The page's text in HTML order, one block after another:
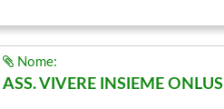
Nome:
ASS. VIVERE INSIEME ONLUS